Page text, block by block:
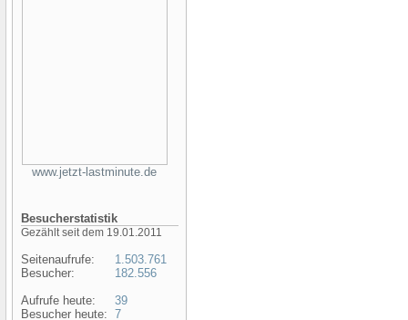
www.jetzt-lastminute.de
Besucherstatistik
Gezählt seit dem 19.01.2011
Seitenaufrufe:
Besucher:
Aufrufe heute:
Besucher heute:
1.503.761
182.556
39
7